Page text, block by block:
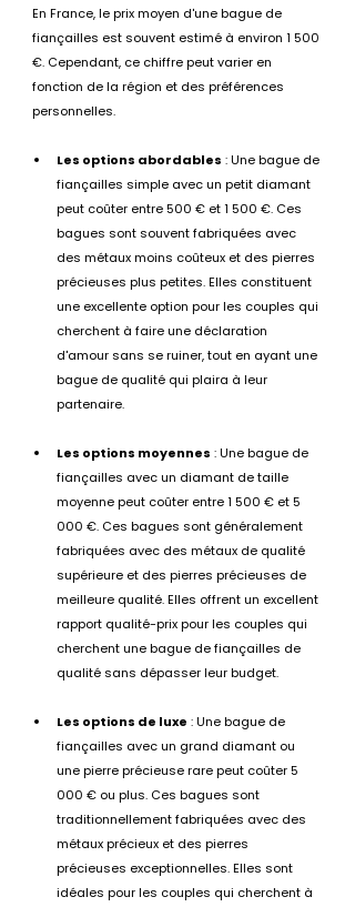
En France, le prix moyen d'une bague de
fiançailles est souvent estimé à environ 1 500
€. Cependant, ce chiffre peut varier en
fonction de la région et des préférences
personnelles.
Les options abordables : Une bague de
fiançailles simple avec un petit diamant
peut coûter entre 500 € et 1 500 €. Ces
bagues sont souvent fabriquées avec
des métaux moins coûteux et des pierres
précieuses plus petites. Elles constituent
une excellente option pour les couples qui
cherchent à faire une déclaration
d'amour sans se ruiner, tout en ayant une
bague de qualité qui plaira à leur
partenaire.
Les options moyennes : Une bague de
fiançailles avec un diamant de taille
moyenne peut coûter entre 1 500 € et 5
000 €. Ces bagues sont généralement
fabriquées avec des métaux de qualité
supérieure et des pierres précieuses de
meilleure qualité. Elles offrent un excellent
rapport qualité-prix pour les couples qui
cherchent une bague de fiançailles de
qualité sans dépasser leur budget.
Les options de luxe : Une bague de
fiançailles avec un grand diamant ou
une pierre précieuse rare peut coûter 5
000 € ou plus. Ces bagues sont
traditionnellement fabriquées avec des
métaux précieux et des pierres
précieuses exceptionnelles. Elles sont
idéales pour les couples qui cherchent à